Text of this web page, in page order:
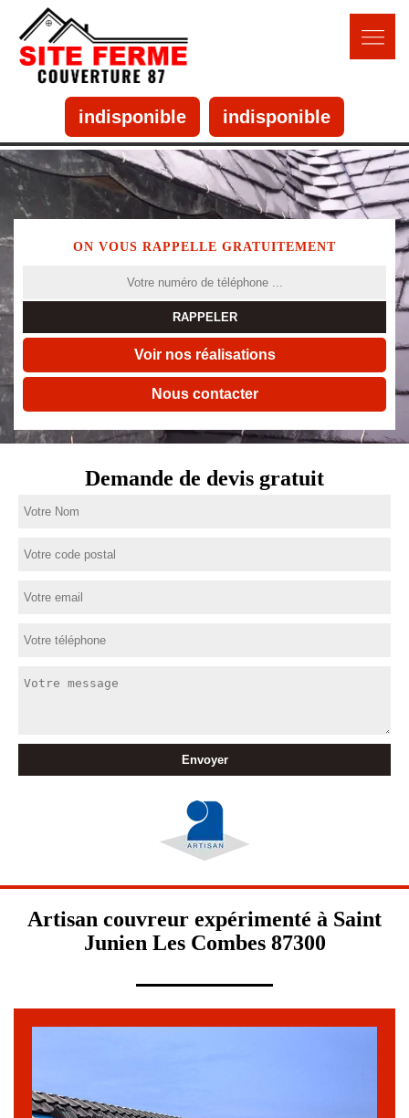
indisponible indisponible
ON VOUS RAPPELLE GRATUITEMENT
Voir nos réalisations
Nous contacter
Demande de devis gratuit
Artisan couvreur expérimenté à Saint
Junien Les Combes 87300